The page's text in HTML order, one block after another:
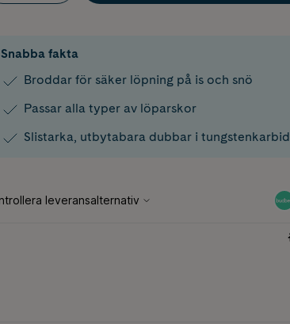
Snabba fakta
Broddar för säker löpning på is och snö
Passar alla typer av löparskor
Slistarka, utbytabara dubbar i tungstenkarbid